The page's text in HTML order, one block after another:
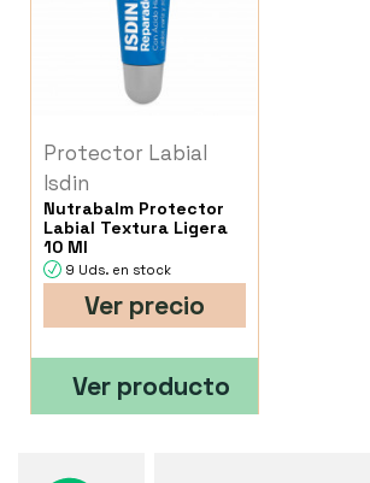
Protector Labial
Isdin
Nutrabalm Protector
Labial Textura Ligera
10 Ml
9 Uds. en stock
Ver precio
Ver producto